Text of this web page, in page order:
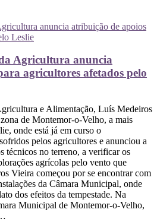
Agricultura anuncia
agricultores afetados pelo
e Alimentação, Luís Medeiros
de Montemor-o-Velho, a mais
onde está já em curso o
pelos agricultores e anunciou a
técnicos no terreno, a verificar os
agrícolas pelo vento que
Vieira começou por se encontrar com
da Câmara Municipal, onde
dos efeitos da tempestade. Na
Municipal de Montemor-o-Velho,